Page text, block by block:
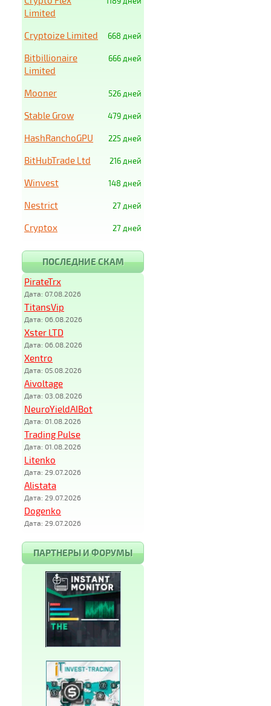
Limited
668 дней
Cryptoize Limited
666 дней
Bitbillionaire
Limited
526 дней
Mooner
479 дней
Stable Grow
225 дней
HashRanchoGPU
216 дней
BitHubTrade Ltd
148 дней
Winvest
27 дней
Nestrict
27 дней
Cryptox
ПОСЛЕДНИЕ СКАМ
PirateTrx
Дата: 07.08.2026
TitansVip
Дата: 06.08.2026
Xster LTD
Дата: 06.08.2026
Xentro
Дата: 05.08.2026
Aivoltage
Дата: 03.08.2026
NeuroYieldAIBot
Дата: 01.08.2026
Trading Pulse
Дата: 01.08.2026
Litenko
Дата: 29.07.2026
Alistata
Дата: 29.07.2026
Dogenko
Дата: 29.07.2026
ПАРТНЕРЫ И ФОРУМЫ